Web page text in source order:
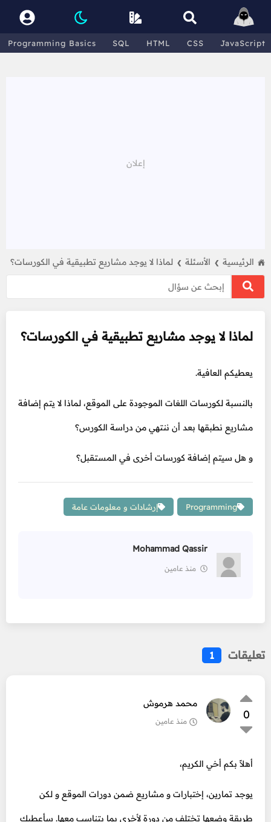
Programming Basics SQL HTML CSS JavaScript
الرئيسية ❯ الأسئلة ❯ لماذا لا يوجد مشاريع تطبيقية في الكورسات؟
لماذا لا يوجد مشاريع تطبيقية في الكورسات؟
يعطيكم العافية.
بالنسبة لكورسات اللغات الموجودة على الموقع، لماذا لا يتم إضافة
مشاريع نطبقها بعد أن ننتهي من دراسة الكورس؟
و هل سيتم إضافة كورسات أخرى في المستقبل؟
Programming إرشادات و معلومات عامة
Mohammad Qassir
منذ عامين
تعليقات 1
0
محمد هرموش
منذ عامين
أهلاً بكم أخي الكريم،
يوجد تمارين، إختبارات و مشاريع ضمن دورات الموقع و لكن
طريقة وضعها تختلف من دورة لأخرى بما يتناسب معها. سأعطيك